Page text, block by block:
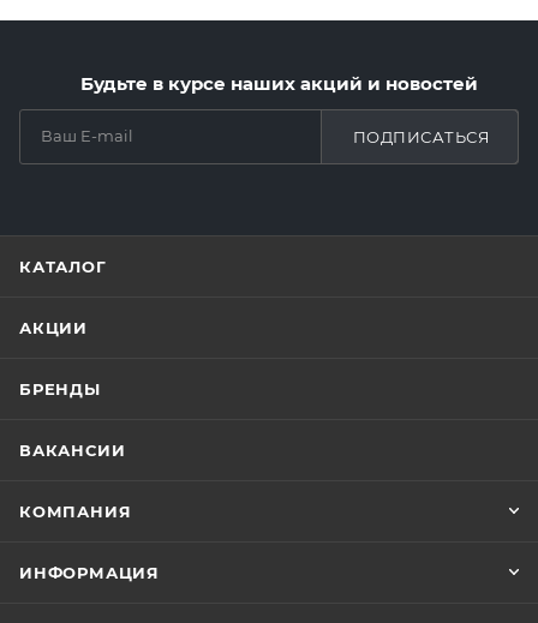
Будьте в курсе наших акций и новостей
ПОДПИСАТЬСЯ
КАТАЛОГ
АКЦИИ
БРЕНДЫ
ВАКАНСИИ
КОМПАНИЯ
ИНФОРМАЦИЯ